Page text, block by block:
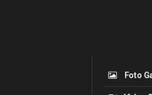
Foto